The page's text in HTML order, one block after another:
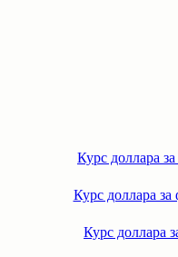
Курс доллара
Курс доллара за
Курс доллара